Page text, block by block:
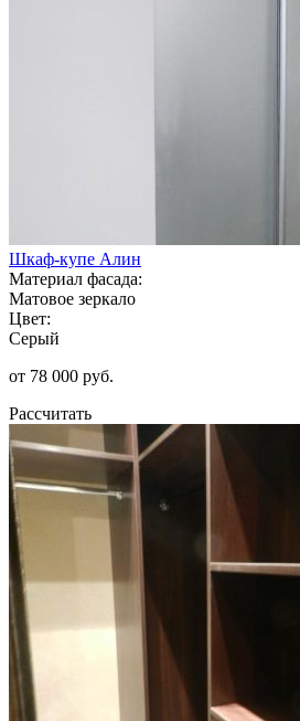
Шкаф-купе Алин
Материал фасада:
Матовое зеркало
Цвет:
Серый
от 78 000 руб.
Рассчитать